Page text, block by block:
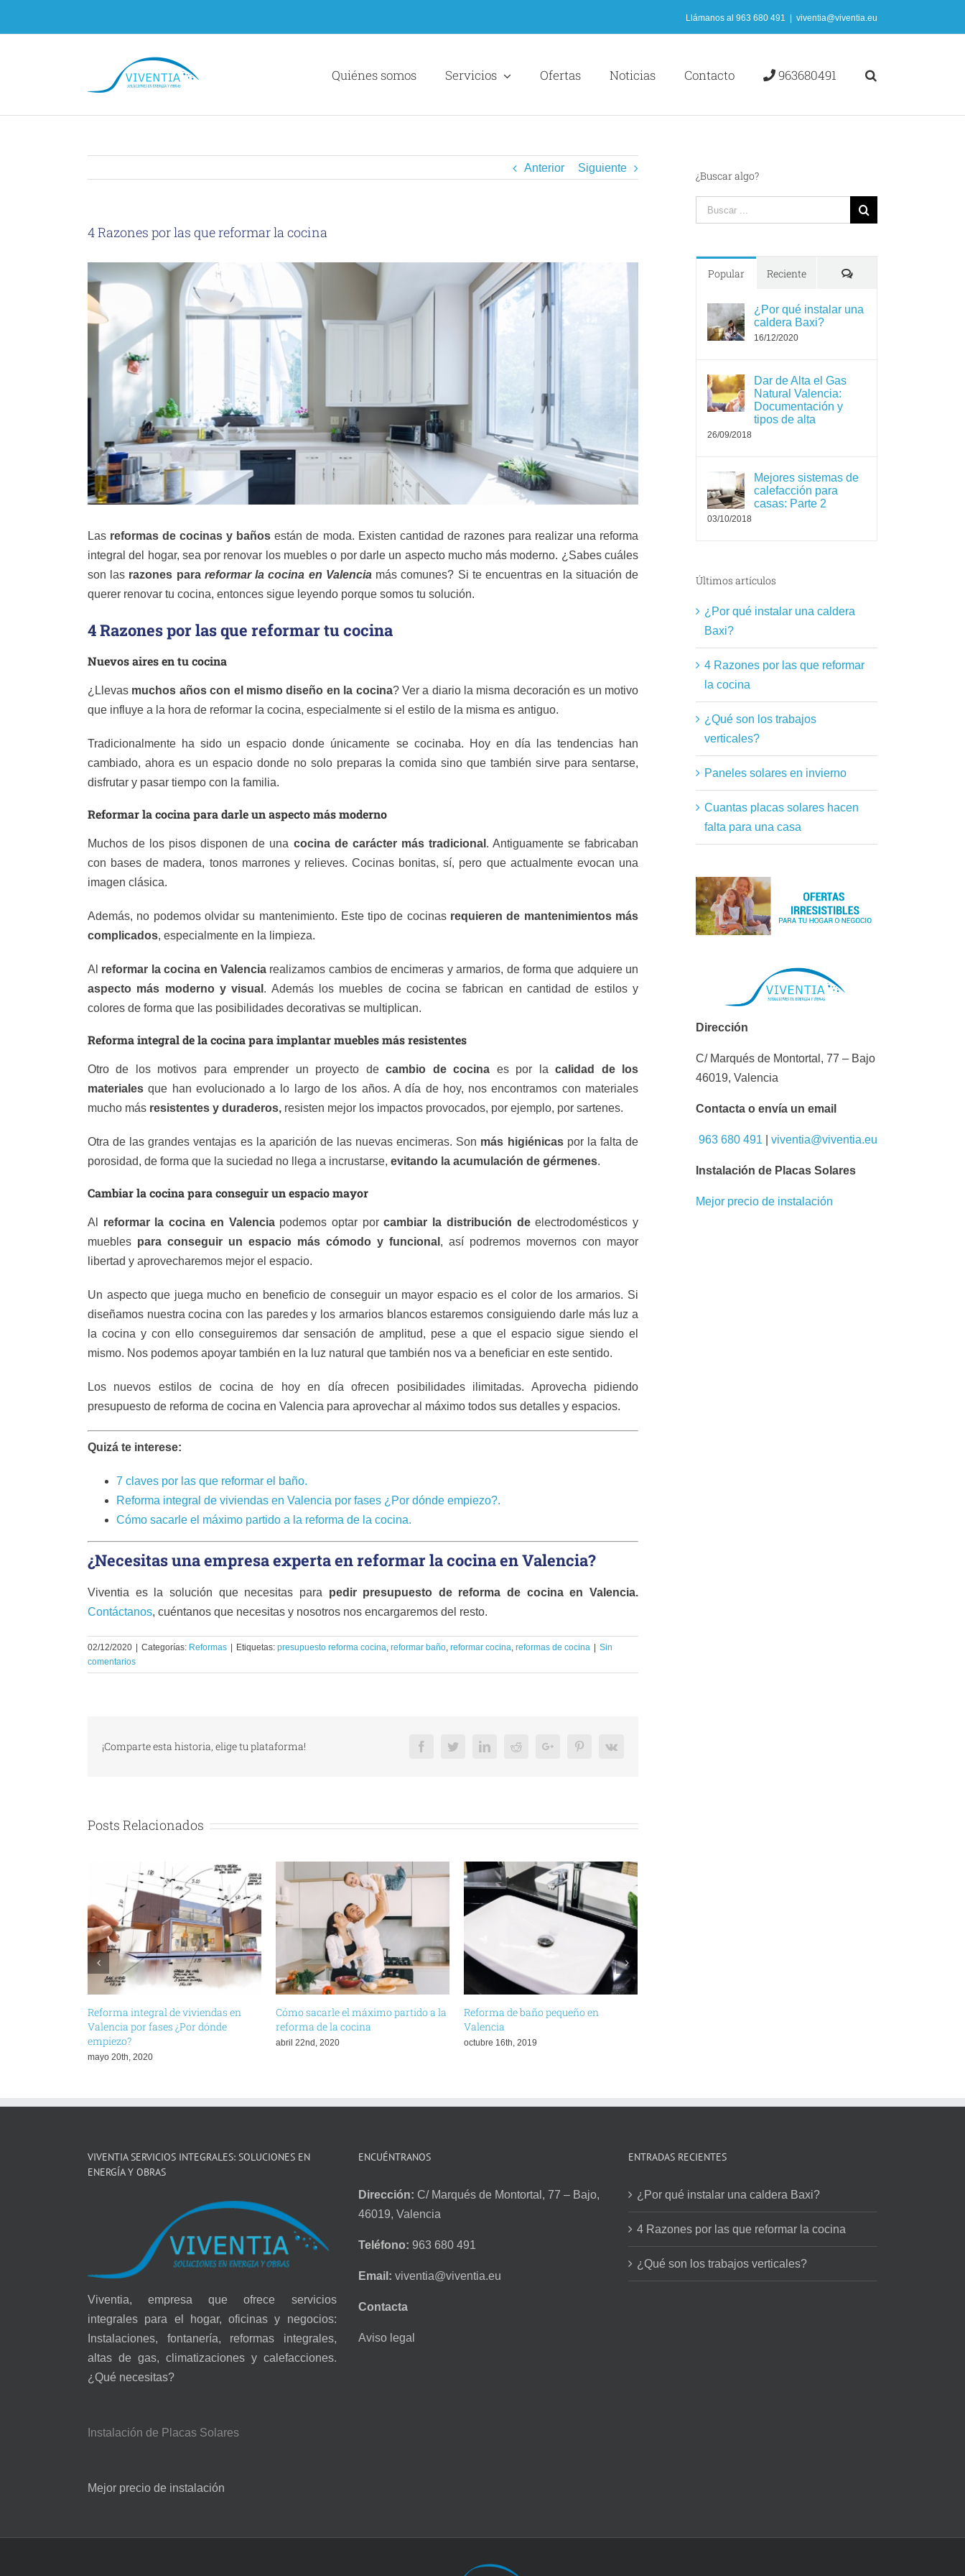
Llámanos al 963 680 491 viventia@viventia.eu
Quiénes somos Servicios Ofertas Noticias Contacto 963680491
Anterior Siguiente
4 Razones por las que reformar la cocina
Larger
Image
Las reformas de cocinas y baños están de moda. Existen cantidad de razones para realizar una reforma
integral del hogar, sea por renovar los muebles o por darle un aspecto mucho más moderno. ¿Sabes cuáles
son las razones para reformar la cocina en Valenciamás comunes? Si te encuentras en la situación de
querer renovar tu cocina, entonces sigue leyendo porque somos tu solución.
4 Razones por las que reformar tu cocina
Nuevos aires en tu cocina
¿Llevas muchos años con el mismo diseño en la cocina? Ver a diario la misma decoración es un motivo
que influye a la hora de reformar la cocina, especialmente si el estilo de la misma es antiguo.
Tradicionalmente ha sido un espacio donde únicamente se cocinaba. Hoy en día las tendencias han
cambiado, ahora es un espacio donde no solo preparas la comida sino que también sirve para sentarse,
disfrutar y pasar tiempo con la familia.
Reformar la cocina para darle un aspecto más moderno
Muchos de los pisos disponen de una cocina de carácter más tradicional . Antiguamente se fabricaban
con bases de madera, tonos marrones y relieves. Cocinas bonitas, sí, pero que actualmente evocan una
imagen clásica.
Además, no podemos olvidar su mantenimiento. Este tipo de cocinas requieren de mantenimientos más
complicados, especialmente en la limpieza.
Al reformar la cocina en Valenciarealizamos cambios de encimeras y armarios, de forma que adquiere un
aspecto más moderno y visual . Además los muebles de cocina se fabrican en cantidad de estilos y
colores de forma que las posibilidades decorativas se multiplican.
Reforma integral de la cocina para implantar muebles más resistentes
Otro de los motivos para emprender un proyecto decambio de cocina es por lacalidad de los
materiales que han evolucionado a lo largo de los años. A día de hoy, nos encontramos con materiales
mucho más resistentes y duraderos, resisten mejor los impactos provocados, por ejemplo, por sartenes.
Otra de las grandes ventajas es la aparición de las nuevas encimeras. Son más higiénicaspor la falta de
porosidad, de forma que la suciedad no llega a incrustarse, evitando la acumulación de gérmenes.
Cambiar la cocina para conseguir un espacio mayor
Al reformar la cocina en Valenciapodemos optar porcambiar la distribución deelectrodomésticos y
muebles para conseguir un espacio más cómodo y funcional , así podremos movernos con mayor
libertad y aprovecharemos mejor el espacio.
Un aspecto que juega mucho en beneficio de conseguir un mayor espacio es el color de los armarios. Si
diseñamos nuestra cocina con las paredes y los armarios blancos estaremos consiguiendo darle más luz a
la cocina y con ello conseguiremos dar sensación de amplitud, pese a que el espacio sigue siendo el
mismo. Nos podemos apoyar también en la luz natural que también nos va a beneficiar en este sentido.
Los nuevos estilos de cocina de hoy en día ofrecen posibilidades ilimitadas. Aprovecha pidiendo
presupuesto de reforma de cocina en Valencia para aprovechar al máximo todos sus detalles y espacios.
Quizá te interese:
7 claves por las que reformar el baño.
Reforma integral de viviendas en Valencia por fases ¿Por dónde empiezo?.
Cómo sacarle el máximo partido a la reforma de la cocina.
¿Necesitas una empresa experta en reformar la cocina en Valencia?
Viventia es la solución que necesitas para pedir presupuesto de reforma de cocina en Valencia.
Contáctanos, cuéntanos que necesitas y nosotros nos encargaremos del resto.
02/12/2020 Categorías: Reformas Etiquetas: presupuesto reforma cocina, reformar baño, reformar cocina, reformas de cocina
Sin
comentarios
¡Comparte esta historia, elige tu plataforma! FacebookTwitterLinkedInRedditGoogle+ PinterestVk
Posts Relacionados
Reforma integral de viviendas en
Valencia por fases ¿Por dónde
empiezo?
mayo 20th, 2020
Cómo sacarle el máximo partido a la
reforma de la cocina
abril 22nd, 2020
Reforma de baño pequeño en
Valencia
octubre 16th, 2019
¿Buscar algo?
Search
for:
Popular Reciente Comments
¿Por qué instalar una
caldera Baxi?
16/12/2020
Dar de Alta el Gas
Natural Valencia:
Documentación y
tipos de alta
26/09/2018
Mejores sistemas de
calefacción para
casas: Parte 2
03/10/2018
Últimos artículos
¿Por qué instalar una caldera
Baxi?
4 Razones por las que reformar
la cocina
¿Qué son los trabajos
verticales?
Paneles solares en invierno
Cuantas placas solares hacen
falta para una casa
Dirección
C/ Marqués de Montortal, 77 – Bajo
46019, Valencia
Contacta o envía un email
963 680 491 viventia@viventia.eu
Instalación de Placas Solares
Mejor precio de instalación
VIVENTIA SERVICIOS INTEGRALES: SOLUCIONES EN
ENERGÍA Y OBRAS
Viventia, empresa que ofrece servicios
integrales para el hogar, oficinas y negocios:
Instalaciones, fontanería, reformas integrales,
altas de gas, climatizaciones y calefacciones.
¿Qué necesitas?
Instalación de Placas Solares
Mejor precio de instalación
ENCUÉNTRANOS
Dirección: C/ Marqués de Montortal, 77 – Bajo,
46019, Valencia
Teléfono: 963 680 491
Email: viventia@viventia.eu
Contacta
Aviso legal
ENTRADAS RECIENTES
¿Por qué instalar una caldera Baxi?
4 Razones por las que reformar la cocina
¿Qué son los trabajos verticales?